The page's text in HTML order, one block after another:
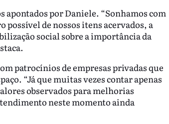
apontados por Daniele. “Sonhamos com
de nossos itens acervados, a
social sobre a importância da
patrocínios de empresas privadas que
“Já que muitas vezes contar apenas
observados para melhorias
neste momento ainda